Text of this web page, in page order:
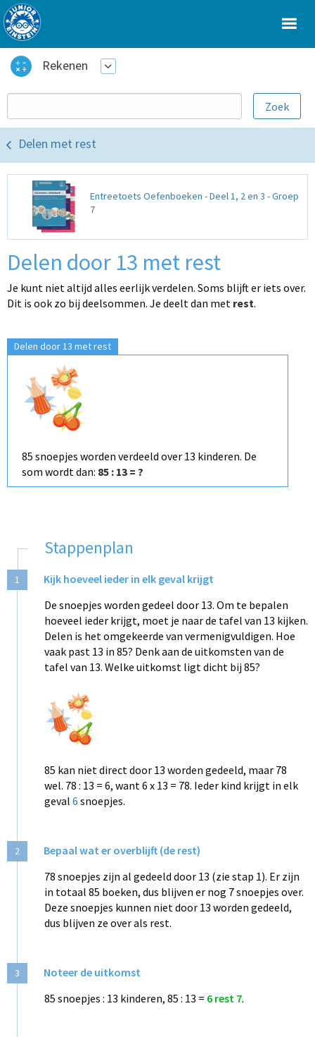
Rekenen
Delen met rest
Entreetoets Oefenboeken - Deel 1, 2 en 3 - Groep
7
Delen door 13 met rest
Je kunt niet altijd alles eerlijk verdelen. Soms blijft er iets over.
Dit is ook zo bij deelsommen. Je deelt dan met rest.
Delen door 13 met rest
85 snoepjes worden verdeeld over 13 kinderen. De
som wordt dan: 85 : 13 = ?
Stappenplan
1
Kijk hoeveel ieder in elk geval krijgt
De snoepjes worden gedeel door 13. Om te bepalen
hoeveel ieder krijgt, moet je naar de tafel van 13 kijken.
Delen is het omgekeerde van vermenigvuldigen. Hoe
vaak past 13 in 85? Denk aan de uitkomsten van de
tafel van 13. Welke uitkomst ligt dicht bij 85?
85 kan niet direct door 13 worden gedeeld, maar 78
wel. 78 : 13 = 6, want 6 x 13 = 78. Ieder kind krijgt in elk
geval 6 snoepjes.
2
Bepaal wat er overblijft (de rest)
78 snoepjes zijn al gedeeld door 13 (zie stap 1). Er zijn
in totaal 85 boeken, dus blijven er nog 7 snoepjes over.
Deze snoepjes kunnen niet door 13 worden gedeeld,
dus blijven ze over als rest.
3
Noteer de uitkomst
85 snoepjes : 13 kinderen, 85 : 13 = 6 rest 7.